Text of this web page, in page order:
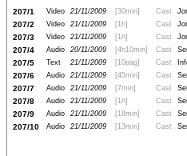
207/1 Video 21/11/2009 [30min] Cast
207/2 Video 21/11/2009 [1h] Cast
207/3 Video 21/11/2009 [1h] Cast
207/4 Audio 20/11/2009 [4h10min] Cast
207/5 Text 21/11/2009 [10pag] Cast
207/6 Audio 21/11/2009 [45min] Cast
207/7 Audio 21/11/2009 [7min] Cast
207/8 Audio 21/11/2009 [1h] Cast
207/9 Audio 21/11/2009 [18min] Cast
207/10 Audio 21/11/2009 [13min] Cast